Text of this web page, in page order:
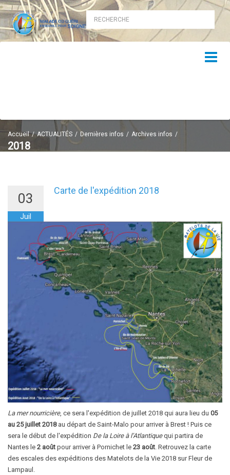
Accueil ACTUALITÉS Dernières infos Archives infos
2018
03
Juil
Carte de l'expédition 2018
La mer nourricière, ce sera l'expédition de juillet 2018 qui aura lieu du 05
au 25 juillet 2018au départ de Saint-Malo pour arriver à Brest ! Puis ce
sera le début de l'expédition De la Loire à l’Atlantiquequi partira de
Nantes le 2 août pour arriver à Pornichet le 23 août. Retrouvez la carte
des escales des expéditions des Matelots de la Vie 2018 sur Fleur de
Lampaul.